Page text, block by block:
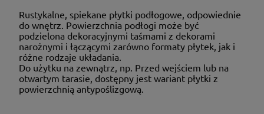
Rustykalne, spiekane płytki podłogowe, odpowiednie
do wnętrz. Powierzchnia podłogi może być
podzielona dekoracyjnymi taśmami z dekorami
narożnymi i łączącymi zarówno formaty płytek, jak i
różne rodzaje układania.
Do użytku na zewnątrz, np. Przed wejściem lub na
otwartym tarasie, dostępny jest wariant płytki z
powierzchnią antypoślizgową.